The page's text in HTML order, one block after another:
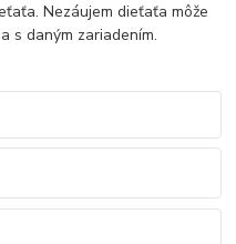
Nezáujem dieťaťa môže
s daným zariadením.